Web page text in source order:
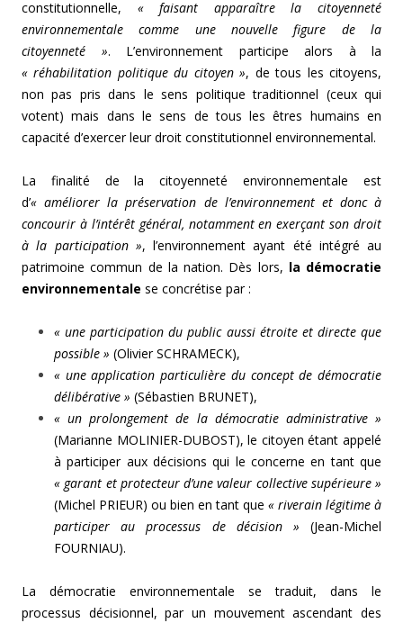
constitutionnelle, « faisant apparaître la citoyenneté
environnementale comme une nouvelle figure de la
citoyenneté ». L’environnement participe alors à la
« réhabilitation politique du citoyen », de tous les citoyens,
non pas pris dans le sens politique traditionnel (ceux qui
votent) mais dans le sens de tous les êtres humains en
capacité d’exercer leur droit constitutionnel environnemental.
La finalité de la citoyenneté environnementale est
d’« améliorer la préservation de l’environnement et donc à
concourir à l’intérêt général, notamment en exerçant son droit
à la participation », l’environnement ayant été intégré au
patrimoine commun de la nation. Dès lors, la démocratie
environnementale se concrétise par :
« une participation du public aussi étroite et directe que
possible » (Olivier SCHRAMECK),
« une application particulière du concept de démocratie
délibérative » (Sébastien BRUNET),
« un prolongement de la démocratie administrative »
(Marianne MOLINIER-DUBOST), le citoyen étant appelé
à participer aux décisions qui le concerne en tant que
« garant et protecteur d’une valeur collective supérieure »
(Michel PRIEUR) ou bien en tant que « riverain légitime à
participer au processus de décision » (Jean-Michel
FOURNIAU).
La démocratie environnementale se traduit, dans le
processus décisionnel, par un mouvement ascendant des